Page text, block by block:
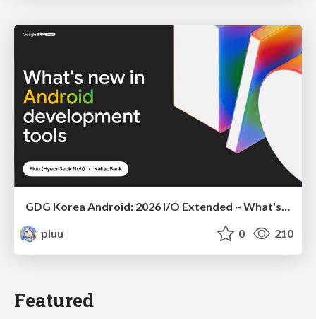
GDG Korea Android: 2026 I/O Extended ~ What's new in Android development tools
pluu
0 210
Featured